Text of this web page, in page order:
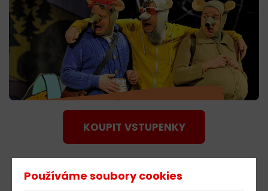
KOUPIT VSTUPENKY
603 805 271
Používáme soubory cookies